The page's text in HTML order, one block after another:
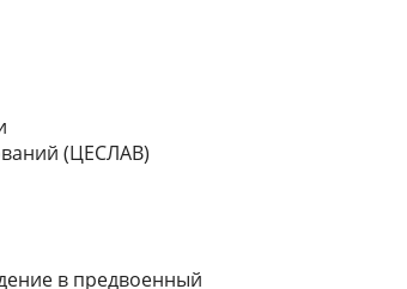
(ЦЕСЛАВ)
в предвоенный